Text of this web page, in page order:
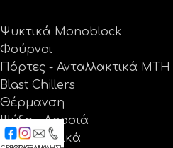
Ψυκτικά Monoblock
Φούρνοι
Πόρτες - Ανταλλακτικά MTH
Blast Chillers
Θέρμανση
Ψύξη - Δροσιά
Ανταλλακτικά